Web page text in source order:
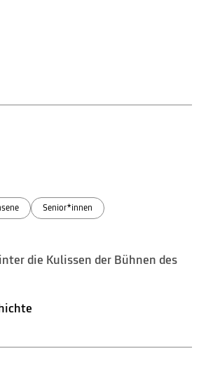
Senior*innen
die Kulissen der Bühnen des